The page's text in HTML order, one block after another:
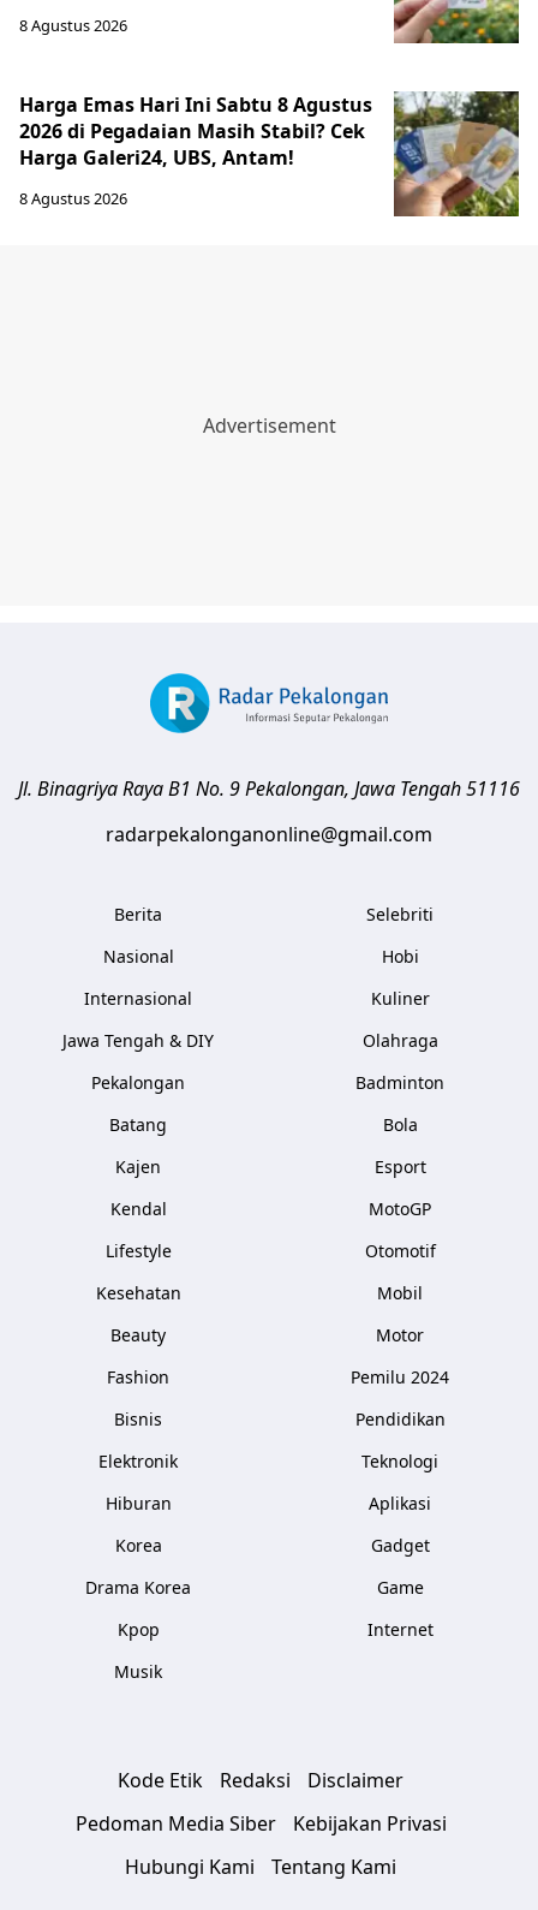
8 Agustus 2026
Harga Emas Hari Ini Sabtu 8 Agustus
2026 di Pegadaian Masih Stabil? Cek
Harga Galeri24, UBS, Antam!
8 Agustus 2026
Jl. Binagriya Raya B1 No. 9Pekalongan, Jawa Tengah51116
radarpekalonganonline@gmail.com
Berita
Nasional
Internasional
Jawa Tengah & DIY
Pekalongan
Batang
Kajen
Kendal
Lifestyle
Kesehatan
Beauty
Fashion
Bisnis
Elektronik
Hiburan
Korea
Drama Korea
Kpop
Musik
Selebriti
Hobi
Kuliner
Olahraga
Badminton
Bola
Esport
MotoGP
Otomotif
Mobil
Motor
Pemilu 2024
Pendidikan
Teknologi
Aplikasi
Gadget
Game
Internet
Kode Etik Redaksi
Disclaimer
Pedoman Media Siber
Kebijakan Privasi
Hubungi Kami
Tentang Kami